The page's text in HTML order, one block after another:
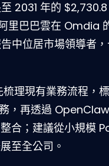
2031 年的
里巴巴雲在 Omdia
中位居市場領導者
理現有業務流程，
，再透過
合；建議從小規模
至全公司。